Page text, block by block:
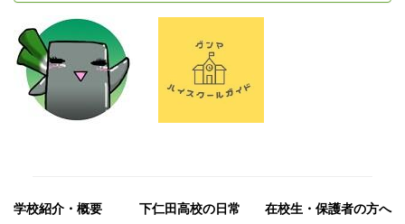
学校紹介・概要 下仁田高校の日常 在校生・保護者の方へ